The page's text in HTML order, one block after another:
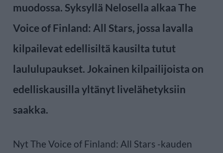
muodossa. Syksyllä Nelosella alkaa The
Voice of Finland: All Stars, jossa lavalla
kilpailevat edellisiltä kausilta tutut
laululupaukset. Jokainen kilpailijoista on
edelliskausilla yltänyt livelähetyksiin
saakka.
Nyt The Voice of Finland: All Stars -kauden